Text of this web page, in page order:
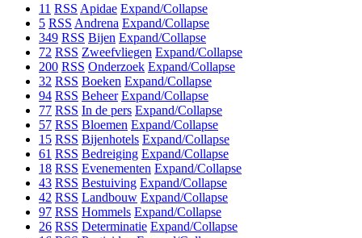
11 RSS Apidae Expand/Collapse
5 RSS Andrena Expand/Collapse
349 RSS Bijen Expand/Collapse
72 RSS Zweefvliegen Expand/Collapse
200 RSS Onderzoek Expand/Collapse
32 RSS Boeken Expand/Collapse
94 RSS Beheer Expand/Collapse
77 RSS In de pers Expand/Collapse
57 RSS Bloemen Expand/Collapse
15 RSS Bijenhotels Expand/Collapse
61 RSS Bedreiging Expand/Collapse
18 RSS Evenementen Expand/Collapse
43 RSS Bestuiving Expand/Collapse
42 RSS Landbouw Expand/Collapse
97 RSS Hommels Expand/Collapse
26 RSS Determinatie Expand/Collapse